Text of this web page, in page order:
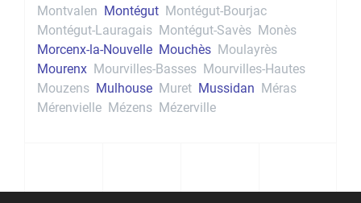
Montvalen Montégut Montégut-Bourjac
Montégut-Lauragais Montégut-Savès Monès
Morcenx-la-Nouvelle Mouchès Moulayrès
Mourenx Mourvilles-Basses Mourvilles-Hautes
Mouzens Mulhouse Muret Mussidan Méras
Mérenvielle Mézens Mézerville